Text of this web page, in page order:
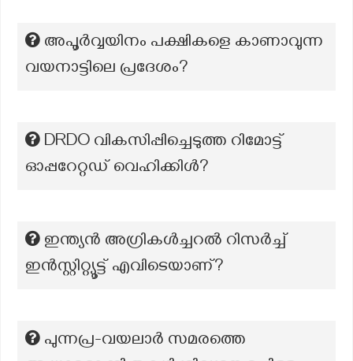
അപൂര്‍വ്വയിനം പക്ഷികളെ കാണാവുന്ന
വയനാട്ടിലെ പ്രദേശം?
DRDO വികസിപ്പിച്ചെടുത്ത റിമോട്ട്
ഓപ്പറേറ്റഡ് വെഹിക്കിൾ?
ഇന്ത്യൻ അഗ്രികൾച്ചറൽ റിസർച്ച്
ഇൻസ്റ്റിറ്റ്യൂട്ട് എവിടെയാണ്?
പുന്നപ്ര-വയലാർ സമരത്തെ